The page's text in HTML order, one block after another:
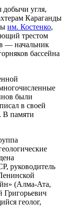
угля,
Караганды
им. Костенко,
трестом
— начальник
бассейна
были
в своей
В памяти
руководитель
(Алма-Ата,
Григорьевич
геолог,